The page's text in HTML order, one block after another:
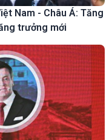
Nam - Châu Á: Tăng
trưởng mới